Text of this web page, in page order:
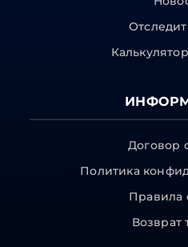
Договор
Политика
Правила
Возврат